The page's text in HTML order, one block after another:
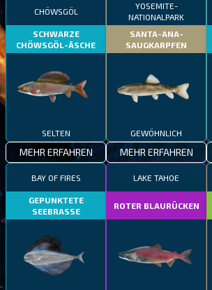
CHÖWSGÖL
SCHWARZE
CHÖWSGÖL-ÄSCHE
SELTEN
MEHR ERFAHREN
YOSEMITE-
NATIONALPARK
SANTA-ANA-
SAUGKARPFEN
GEWÖHNLICH
MEHR ERFAHREN
BAY OF FIRES
GEPUNKTETE
SEEBRASSE
LAKE TAHOE
ROTER BLAURÜCKEN